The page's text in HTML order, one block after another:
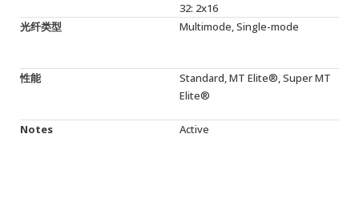
32: 2x16
光纤类型
Multimode, Single-mode
性能
Standard, MT Elite®, Super MT
Elite®
Notes Active